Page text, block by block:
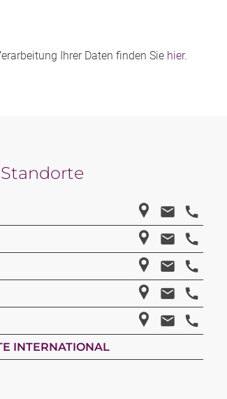
Ihrer Daten finden Sie hier.
Standorte
INTERNATIONAL